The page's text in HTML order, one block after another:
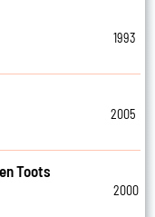
1993
2005
Toots
2000